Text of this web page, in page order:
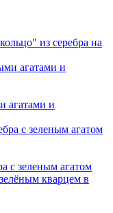
из серебра на
агатами и
с зеленым агатом